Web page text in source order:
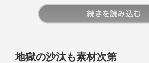
地獄の沙汰も素材次第